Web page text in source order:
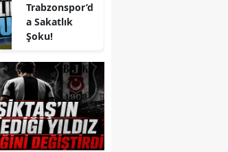
Trabzonspor’d
a Sakatlık
Şoku!